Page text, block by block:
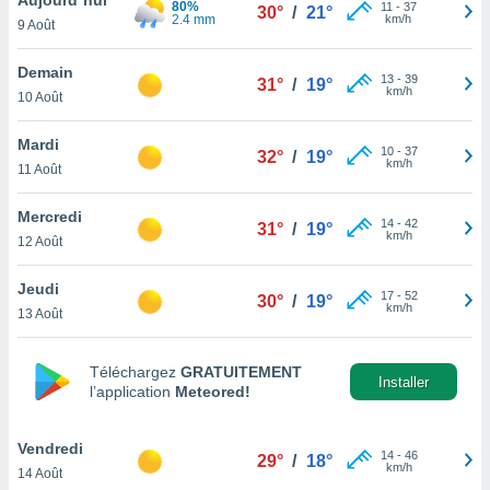
et
»,
au
vous
qu'ils
ou
le
ainsi
un
la
du
9 Août
80%
2.4 mm
30° / 21° 11 - 37
km/h
Demain
10 Août
31° / 19° 13- 39
km/h
Mardi
11 Août
32° / 19° 10- 37
km/h
Mercredi
12 Août
31° / 19° 14- 42
km/h
Jeudi
13 Août
30° / 19° 17- 52
km/h
Téléchargez GRATUITEMENT
l’application Meteored!
Installer
Vendredi
14 Août
29° / 18° 14- 46
km/h